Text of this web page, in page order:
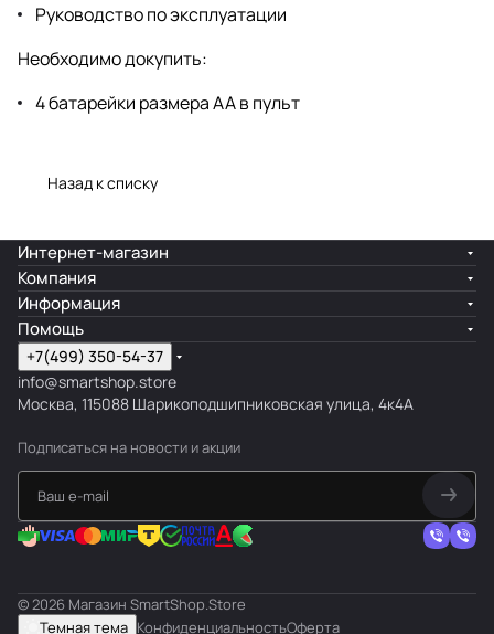
Руководство по эксплуатации
Необходимо докупить:
4 батарейки размера АА в пульт
Назад к списку
Интернет-магазин
Компания
Информация
Помощь
+7(499) 350-54-37
info@smartshop.store
Москва, 115088 Шарикоподшипниковская улица, 4к4А
Подписаться на новости и акции
© 2026 Магазин SmartShop.Store
Темная тема КонфиденциальностьОферта